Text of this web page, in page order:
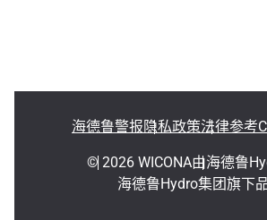
海德鲁警报 隐私政策法律参考
© 2026 WICONA由海德鲁
海德鲁Hydro集团旗下